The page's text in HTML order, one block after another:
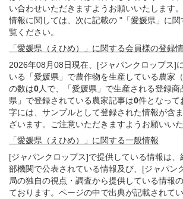
い合わせいただきますようお願いいたします
情報に関しては、次に記載の "「愛媛県」に
覧ください。
「愛媛県（えひめ）」 に関する会員様の登録
2026年08月08日現在、[ジャパンクロップス]
いる「愛媛県」で農作物を生産している農家
の数は0人で、「愛媛県」で生産される登録商
県」で登録されている農家記事は0件となって
字には、サンプルとして登録された情報が含
ざいます。ご注意いただきますようお願いいた
「愛媛県（えひめ）」 に関する一般情報
[ジャパンクロップス]で提供している情報は
部機関で公表されている情報及び、[ジャパン
局の独自の視点・調査から提供している情報
ております。ページの中で出典が記載されて